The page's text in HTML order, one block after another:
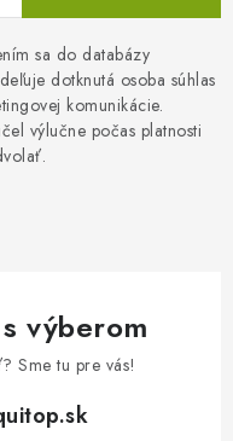
sa do databázy
dotknutá osoba súhlas
komunikácie.
výlučne počas platnosti
výberom
Sme tu pre vás!